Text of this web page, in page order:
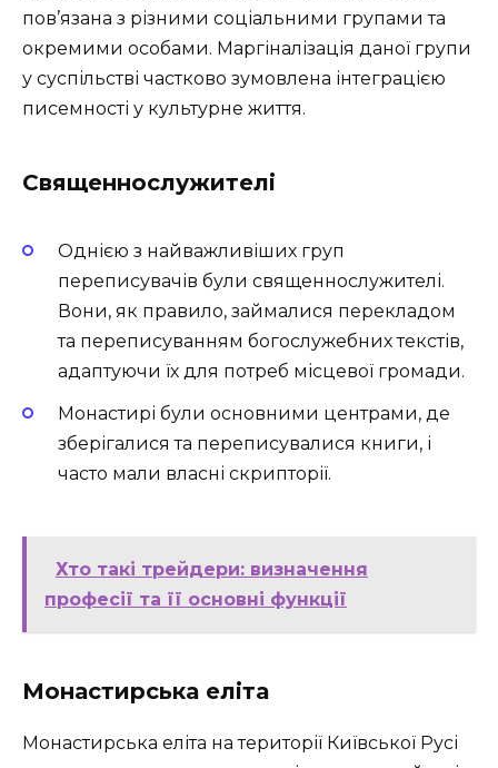
пов’язана з різними соціальними групами та
окремими особами. Маргіналізація даної групи
у суспільстві частково зумовлена інтеграцією
писемності у культурне життя.
Священнослужителі
Однією з найважливіших груп
переписувачів були священнослужителі.
Вони, як правило, займалися перекладом
та переписуванням богослужебних текстів,
адаптуючи їх для потреб місцевої громади.
Монастирі були основними центрами, де
зберігалися та переписувалися книги, і
часто мали власні скрипторії.
Хто такі трейдери: визначення
професії та її основні функції
Монастирська еліта
Монастирська еліта на території Київської Русі